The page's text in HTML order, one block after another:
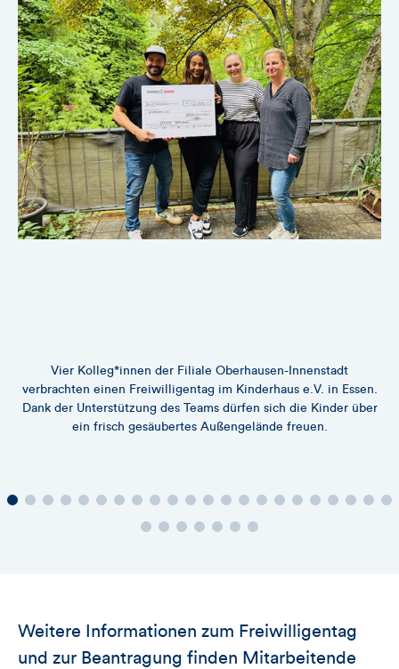
Vier Kolleg*innen der Filiale Oberhausen-Innenstadt
verbrachten einen Freiwilligentag im Kinderhaus e.V. in Essen.
Dank der Unterstützung des Teams dürfen sich die Kinder über
ein frisch gesäubertes Außengelände freuen.
Weitere Informationen zum Freiwilligentag
und zur Beantragung finden Mitarbeitende